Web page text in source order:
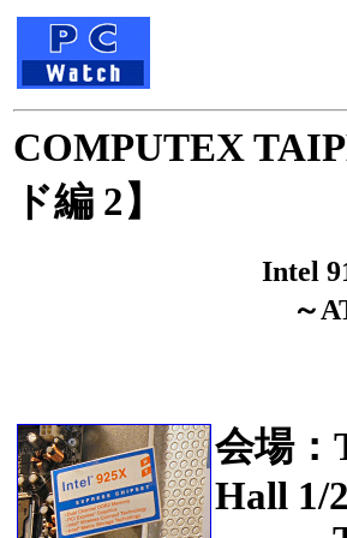
COMPUTEX
ド編 2】
Intel
～
会場：
Hall 1/